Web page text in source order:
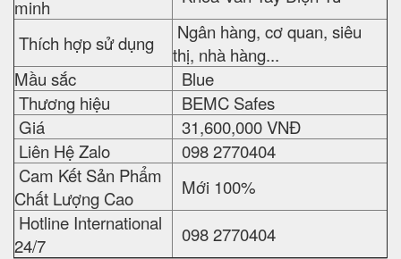
minh
Thích hợp sử dụng
Ngân hàng, cơ quan, siêu
thị, nhà hàng...
Mầu sắc
Blue
Thương hiệu
BEMC Safes
Giá
31,600,000 VNĐ
Liên Hệ Zalo
098 2770404
Cam Kết Sản Phẩm
Chất Lượng Cao
Mới 100%
Hotline International
24/7
098 2770404